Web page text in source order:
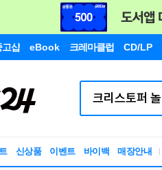
고샵 eBook 크레마클럽 CD/LP
신상품 이벤트 바이백 매장안내